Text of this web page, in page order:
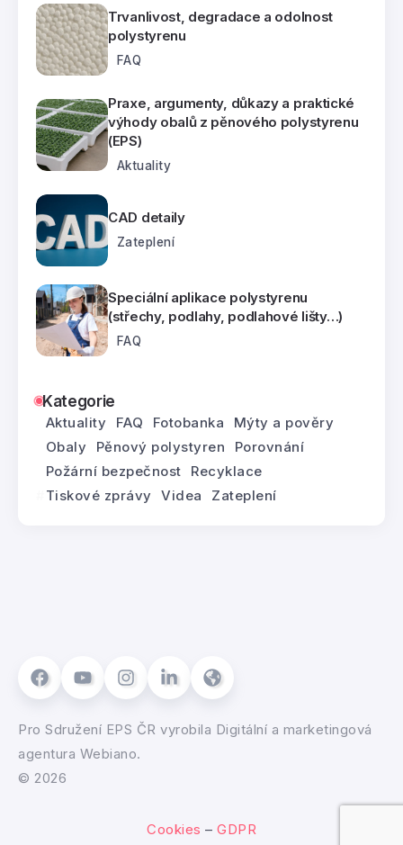
Trvanlivost, degradace a odolnost
polystyrenu
FAQ
Praxe, argumenty, důkazy a praktické
výhody obalů z pěnového polystyrenu
(EPS)
Aktuality
CAD detaily
Zateplení
Speciální aplikace polystyrenu
(střechy, podlahy, podlahové lišty…)
FAQ
Kategorie
Aktuality FAQ Fotobanka
Mýty a pověry
Obaly
Pěnový polystyren
Porovnání
Požární bezpečnost
Recyklace
Tiskové zprávy
Videa Zateplení
Pro Sdružení EPS ČR vyrobila Digitální a marketingová
agentura Webiano.
© 2026
Cookies – GDPR